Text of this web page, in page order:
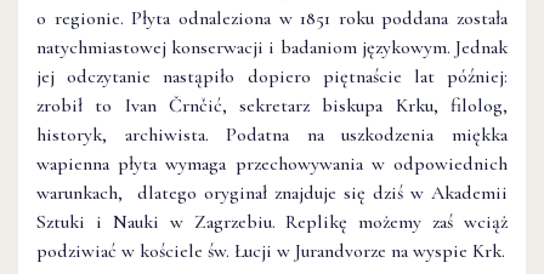
o regionie. Płyta odnaleziona w 1851 roku poddana została
natychmiastowej konserwacji i badaniom językowym. Jednak
jej odczytanie nastąpiło dopiero piętnaście lat później:
zrobił to Ivan Črnčić, sekretarz biskupa Krku, filolog,
historyk, archiwista. Podatna na uszkodzenia miękka
wapienna płyta wymaga przechowywania w odpowiednich
warunkach, dlatego oryginał znajduje się dziś w Akademii
Sztuki i Nauki w Zagrzebiu. Replikę możemy zaś wciąż
podziwiać w kościele św. Łucji w Jurandvorze na wyspie Krk.